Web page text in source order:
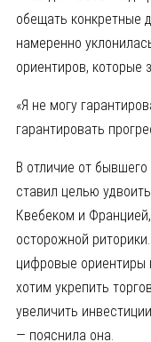
обещать конкретные
намеренно
ориентиров, которые
«Я не могу
гарантировать
В отличие от
ставил целью
Квебеком и
осторожной
цифровые ориентиры
хотим укрепить
увеличить
— пояснила она.